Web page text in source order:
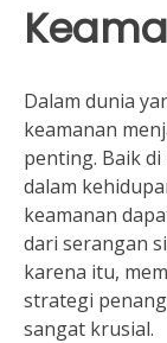
Dalam dunia
keamanan
penting. Baik
dalam
keamanan
dari serangan
karena itu,
strategi
sangat krusial.